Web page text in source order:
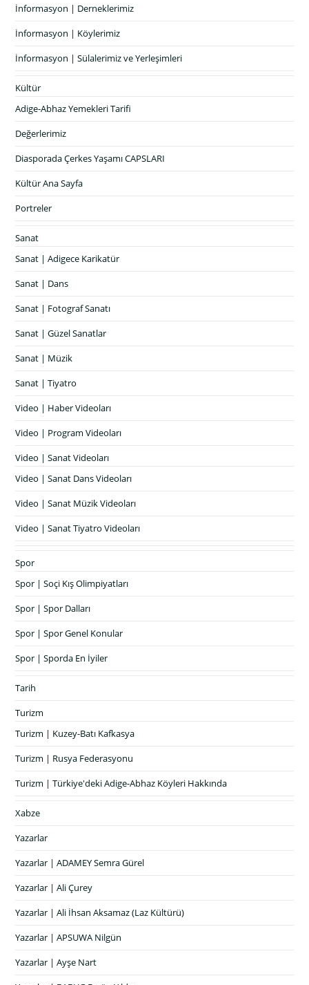
İnformasyon | Derneklerimiz
İnformasyon | Köylerimiz
İnformasyon | Sülalerimiz ve Yerleşimleri
Kültür
Adige-Abhaz Yemekleri Tarifi
Değerlerimiz
Diasporada Çerkes Yaşamı CAPSLARI
Kültür Ana Sayfa
Portreler
Sanat
Sanat | Adigece Karikatür
Sanat | Dans
Sanat | Fotograf Sanatı
Sanat | Güzel Sanatlar
Sanat | Müzik
Sanat | Tiyatro
Video | Haber Videoları
Video | Program Videoları
Video | Sanat Videoları
Video | Sanat Dans Videoları
Video | Sanat Müzik Videoları
Video | Sanat Tiyatro Videoları
Spor
Spor | Soçi Kış Olimpiyatları
Spor | Spor Dalları
Spor | Spor Genel Konular
Spor | Sporda En İyiler
Tarih
Turizm
Turizm | Kuzey-Batı Kafkasya
Turizm | Rusya Federasyonu
Turizm | Türkiye'deki Adige-Abhaz Köyleri Hakkında
Xabze
Yazarlar
Yazarlar | ADAMEY Semra Gürel
Yazarlar | Ali Çurey
Yazarlar | Ali İhsan Aksamaz (Laz Kültürü)
Yazarlar | APSUWA Nilgün
Yazarlar | Ayşe Nart